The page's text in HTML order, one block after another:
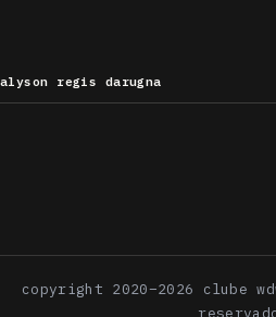
alyson regis darugna
copyright 2020–2026 clube